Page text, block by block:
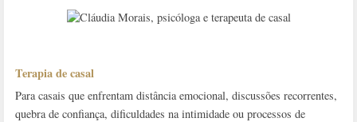
Terapia de casal
Para casais que enfrentam distância emocional, discussões recorrentes,
quebra de confiança, dificuldades na intimidade ou processos de